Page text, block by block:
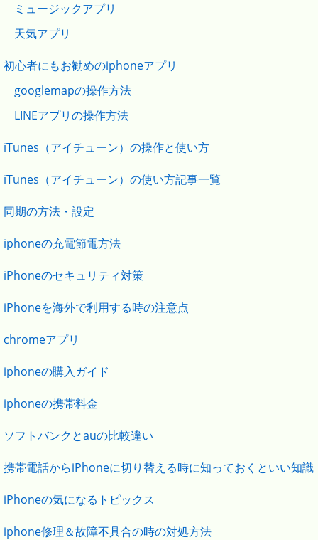
ミュージックアプリ
天気アプリ
初心者にもお勧めのiphoneアプリ
googlemapの操作方法
LINEアプリの操作方法
iTunes（アイチューン）の操作と使い方
iTunes（アイチューン）の使い方記事一覧
同期の方法・設定
iphoneの充電節電方法
iPhoneのセキュリティ対策
iPhoneを海外で利用する時の注意点
chromeアプリ
iphoneの購入ガイド
iphoneの携帯料金
ソフトバンクとauの比較違い
携帯電話からiPhoneに切り替える時に知っておくといい知識
iPhoneの気になるトピックス
iphone修理＆故障不具合の時の対処方法